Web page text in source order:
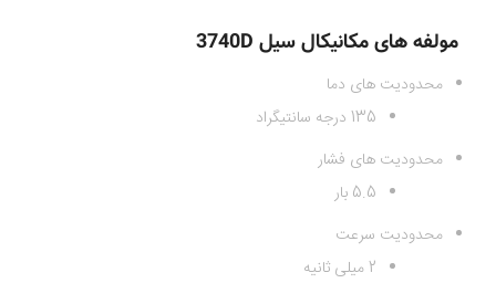
مولفه های مکانیکال سیل 3740D
محدودیت های دما
135 درجه سانتیگراد
محدودیت های فشار
5.5 بار
محدودیت سرعت
2 میلی ثانیه